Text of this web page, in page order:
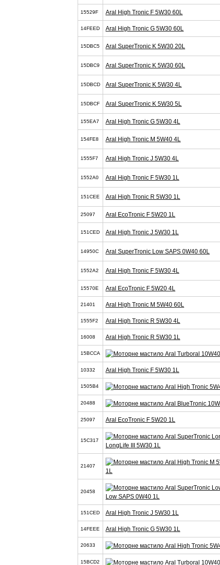
15529F Aral High Tronic F 5W30 60L
14FEED Aral High Tronic G 5W30 60L
15DBC5 Aral SuperTronic K 5W30 20L
15DBC9 Aral SuperTronic K 5W30 60L
15DBCD Aral SuperTronic K 5W30 4L
15DBCF Aral SuperTronic K 5W30 5L
155EA7 Aral High Tronic G 5W30 4L
154FE8 Aral High Tronic M 5W40 4L
1555F7 Aral High Tronic J 5W30 4L
1552A0 Aral High Tronic F 5W30 1L
151CEE Aral High Tronic R 5W30 1L
25097 Aral EcoTronic F 5W20 1L
151CED Aral High Tronic J 5W30 1L
14950C Aral SuperTronic Low SAPS 0W40 60L
1552A2 Aral High Tronic F 5W30 4L
15570E Aral EcoTronic F 5W20 4L
21401 Aral High Tronic M 5W40 60L
1555F2 Aral High Tronic R 5W30 4L
16008 Aral High Tronic R 5W30 1L
15BCCA
10332 Aral High Tronic F 5W30 1L
1505B4
20488
25097 Aral EcoTronic F 5W20 1L
15C317
LongLife III 5W30 1L
21407
1L
20458
Low SAPS 0W40 1L
151CED Aral High Tronic J 5W30 1L
14FEEE Aral High Tronic G 5W30 1L
20633
15BCD2